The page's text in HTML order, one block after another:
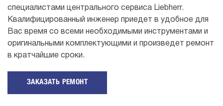
специалистами центрального сервиса Liebherr.
Квалифицированный инженер приедет в удобное для
Вас время со всеми необходимыми инструментами и
оригинальными комплектующими и произведет ремонт
в кратчайшие сроки.
ЗАКАЗАТЬ РЕМОНТ